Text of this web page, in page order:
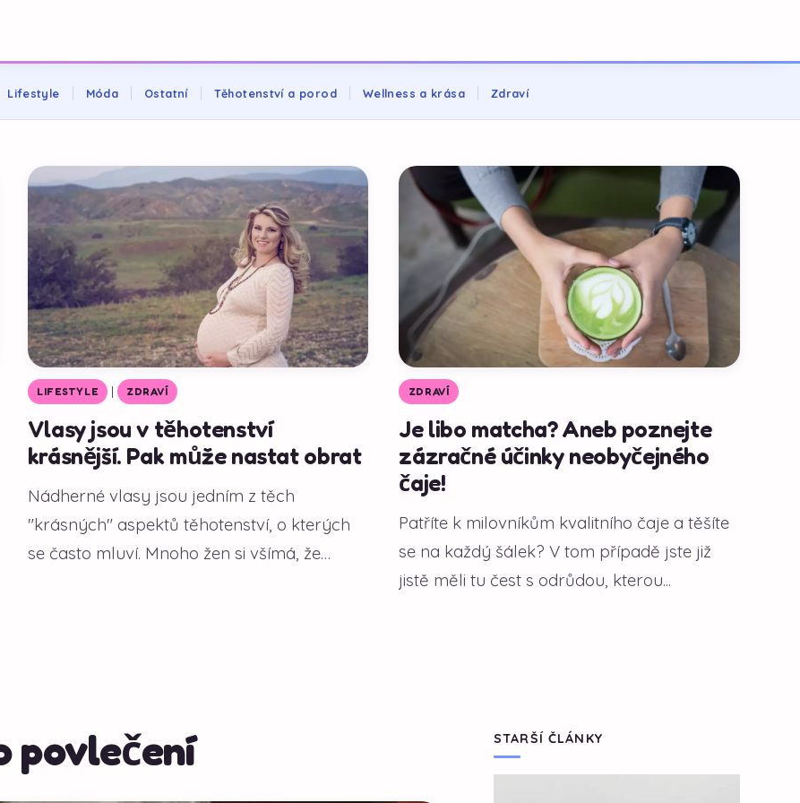
Lifestyle Móda Ostatní Těhotenství a porod Wellness a krása Zdraví
Vlasy jsou v těhotenství
krásnější. Pak může nastat obrat
Nádherné vlasy jsou jedním z těch
"krásných" aspektů těhotenství, o kterých
se často mluví. Mnoho žen si všímá, že
LIFESTYLE | ZDRAVÍ
Je libo matcha? Aneb poznejte
zázračné účinky neobyčejného
čaje!
Patříte k milovníkům kvalitního čaje a těšíte
se na každý šálek? V tom případě jste již
jistě měli tu čest s odrůdou, kterou...
ZDRAVÍ
povlečení STARŠÍ ČLÁNKY